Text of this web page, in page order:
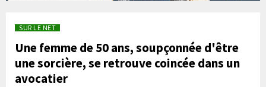
SUR LE NET
Une femme de 50 ans, soupçonnée d'être
une sorcière, se retrouve coincée dans un
avocatier